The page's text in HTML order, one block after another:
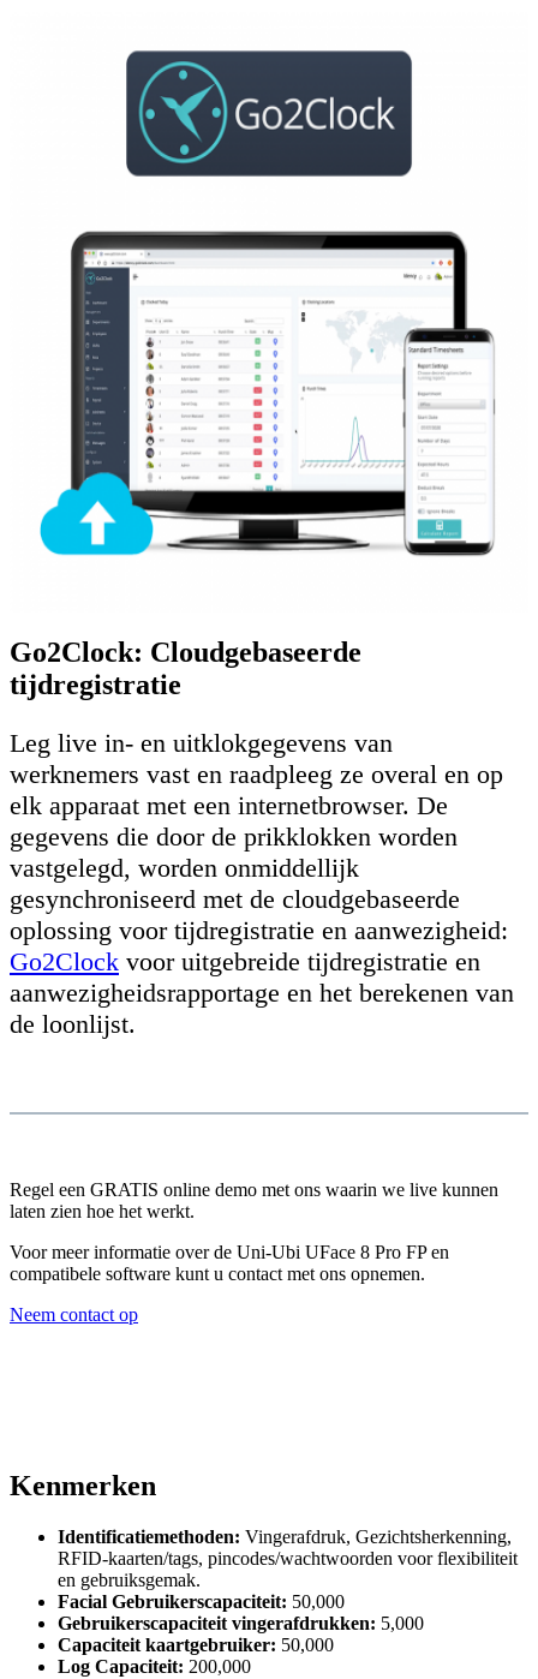
Go2Clock: Cloudgebaseerde
tijdregistratie
Leg live in- en uitklokgegevens van
werknemers vast en raadpleeg ze overal en op
elk apparaat met een internetbrowser. De
gegevens die door de prikklokken worden
vastgelegd, worden onmiddellijk
gesynchroniseerd met de cloudgebaseerde
oplossing voor tijdregistratie en aanwezigheid:
Go2Clock voor uitgebreide tijdregistratie en
aanwezigheidsrapportage en het berekenen van
de loonlijst.
Regel een GRATIS online demo met ons waarin we live kunnen
laten zien hoe het werkt.
Voor meer informatie over de Uni-Ubi UFace 8 Pro FP en
compatibele software kunt u contact met ons opnemen.
Neem contact op
Kenmerken
Identificatiemethoden: Vingerafdruk, Gezichtsherkenning,
RFID-kaarten/tags, pincodes/wachtwoorden voor flexibiliteit
en gebruiksgemak.
Facial Gebruikerscapaciteit: 50,000
Gebruikerscapaciteit vingerafdrukken: 5,000
Capaciteit kaartgebruiker: 50,000
Log Capaciteit: 200,000